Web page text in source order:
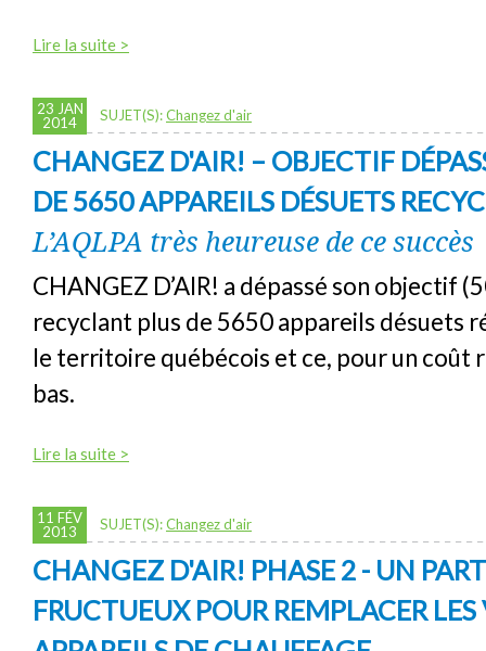
Lire la suite >
23 JAN
2014
SUJET(S):Changez d'air
CHANGEZ D'AIR! – OBJECTIF
DE 5650 APPAREILS DÉSUETS
L’AQLPA très heureuse de ce succès
CHANGEZ D’AIR! a dépassé son objectif
recyclant plus de 5650 appareils désuets
le territoire québécois et ce, pour un coût
bas.
Lire la suite >
11 FÉV
2013
SUJET(S):Changez d'air
CHANGEZ D'AIR! PHASE 2 - UN
FRUCTUEUX POUR REMPLACER